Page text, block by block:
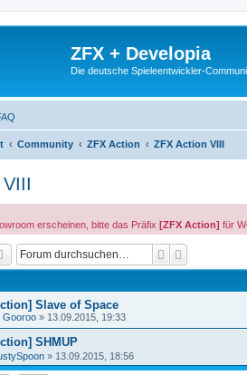
ZFX + Developia
Die deutsche Spieleentwickler-
Community ZFX Action ZFX Action VIII
erscheinen, bitte das Präfix [ZFX Action] für
Suche
Slave of Space
Gooroo » 13.09.2015, 19:33
SHMUP
» 13.09.2015, 18:56